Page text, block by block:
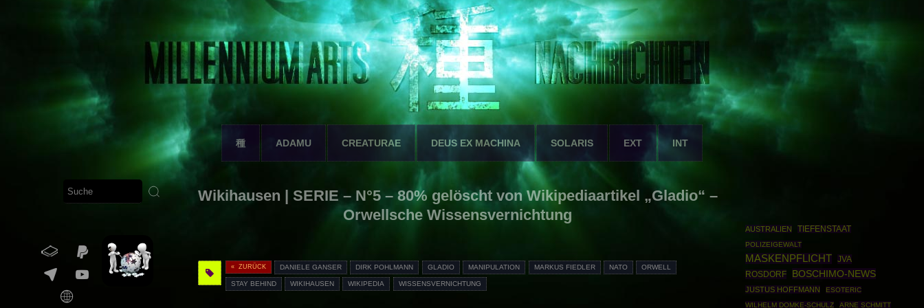
種 ADAMU CREATURAE DEUS EX MACHINA SOLARIS EXT INT
Wikihausen | SERIE – N°5 – 80% gelöscht von Wikipediaartikel „Gladio“ –
Orwellsche Wissensvernichtung
« ZURÜCK DANIELE GANSER DIRK POHLMANN GLADIO MANIPULATION MARKUS FIEDLER NATO ORWELL
STAY BEHIND WIKIHAUSEN WIKIPEDIA WISSENSVERNICHTUNG
AUSTRALIEN TIEFENSTAAT
POLIZEIGEWALT
MASKENPFLICHT JVA
ROSDORF
BOSCHIMO-NEWS
JUSTUS HOFFMANN
ESOTERIC
WILHELM DOMKE-SCHULZ
ARNE SCHMITT